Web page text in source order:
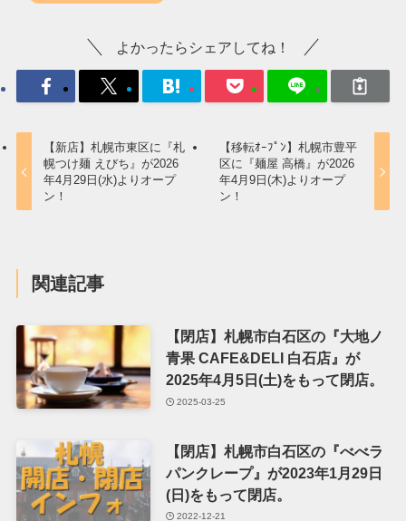
よかったらシェアしてね！
【新店】札幌市東区に『札
幌つけ麺 えびち』が2026
年4月29日(水)よりオープ
ン！
【移転ｵｰﾌﾟﾝ】札幌市豊平
区に『麺屋 高橋』が2026
年4月9日(木)よりオープ
ン！
関連記事
【閉店】札幌市白石区の『大地ノ
青果 CAFE&DELI 白石店』が
2025年4月5日(土)をもって閉店。
2025-03-25
【閉店】札幌市白石区の『べべラ
パンクレープ』が2023年1月29日
(日)をもって閉店。
2022-12-21